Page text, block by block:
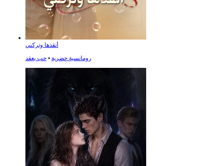
أنقذها وتركني
رومانسية حضرية ⦁ حب بعقد